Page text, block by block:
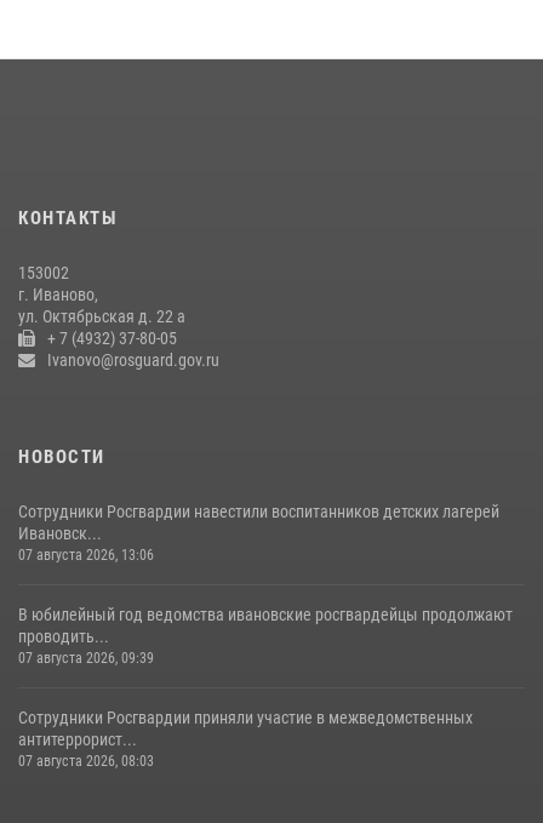
упаковок масла
Сотрудники вневедомственной охраны Росгвардии провели
16 июля 2026, 08:32
КОНТАКТЫ
153002
г. Иваново,
ул. Октябрьская д. 22 а
+ 7 (4932) 37-80-05
Ivanovo@rosguard.gov.ru
НОВОСТИ
Сотрудники Росгвардии навестили воспитанников детских лагерей
Ивановск...
07 августа 2026, 13:06
В юбилейный год ведомства ивановские росгвардейцы продолжают
проводить...
07 августа 2026, 09:39
Сотрудники Росгвардии приняли участие в межведомственных
антитеррорист...
07 августа 2026, 08:03